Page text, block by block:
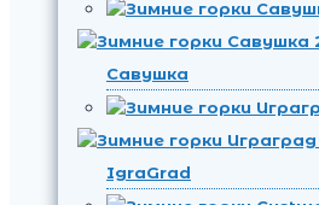
Савушка
IgraGrad